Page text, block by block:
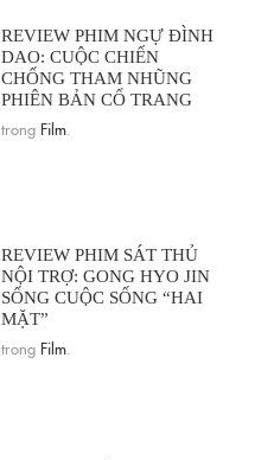
REVIEW PHIM NGỰ ĐÌNH
DAO: CUỘC CHIẾN
CHỐNG THAM NHŨNG
PHIÊN BẢN CỔ TRANG
trong Film
REVIEW PHIM SÁT THỦ
NỘI TRỢ: GONG HYO JIN
SỐNG CUỘC SỐNG “HAI
MẶT”
trong Film